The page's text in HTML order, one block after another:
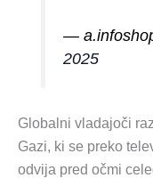
—
2025
Globalni vladajoči
Gazi, ki se preko
odvija pred očmi